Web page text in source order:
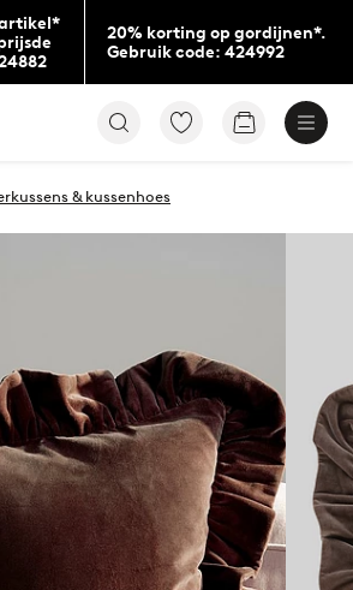
20% korting op gordijnen*.
Gebruik code: 424992
Ga
Go
& kussenhoes